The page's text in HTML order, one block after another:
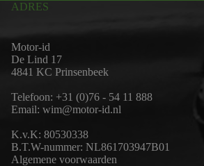
ADRES
Motor-id
De Lind 17
4841 KC Prinsenbeek
Telefoon: +31 (0)76 - 54 11 888
Email: wim@motor-id.nl
K.v.K: 80530338
B.T.W-nummer: NL861703947B01
Algemene voorwaarden